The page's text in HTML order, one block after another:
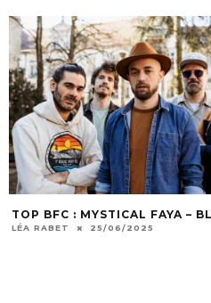
– BLAZING TOP BFC :
LÉA RABET